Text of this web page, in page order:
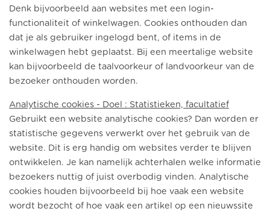
Denk bijvoorbeeld aan websites met een login-
functionaliteit of winkelwagen. Cookies onthouden dan
dat je als gebruiker ingelogd bent, of items in de
winkelwagen hebt geplaatst. Bij een meertalige website
kan bijvoorbeeld de taalvoorkeur of landvoorkeur van de
bezoeker onthouden worden.
Analytische cookies - Doel : Statistieken, facultatief
Gebruikt een website analytische cookies? Dan worden er
statistische gegevens verwerkt over het gebruik van de
website. Dit is erg handig om websites verder te blijven
ontwikkelen. Je kan namelijk achterhalen welke informatie
bezoekers nuttig of juist overbodig vinden. Analytische
cookies houden bijvoorbeeld bij hoe vaak een website
wordt bezocht of hoe vaak een artikel op een nieuwssite